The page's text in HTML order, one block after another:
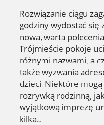
Rozwiązanie ciągu
godziny wydostać się
nowa, warta
Trójmieście pokoje
różnymi nazwami, a
także wyzwania
dzieci. Niektóre
rozrywką rodzinną,
wyjątkową imprezę
kilka…